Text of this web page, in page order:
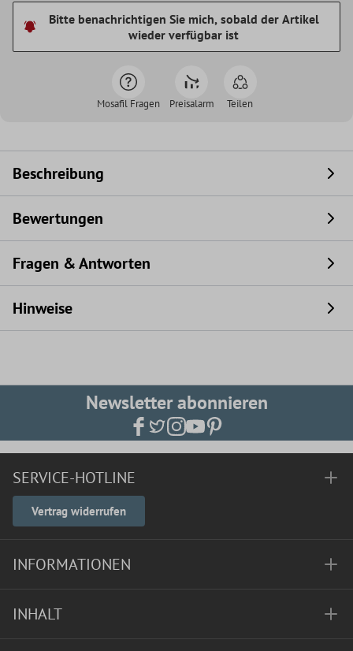
Bitte benachrichtigen Sie mich, sobald der Artikel
wieder verfügbar ist
Mosafil Fragen Preisalarm Teilen
Beschreibung
Bewertungen
Fragen & Antworten
Hinweise
Newsletter abonnieren
SERVICE-HOTLINE
Vertrag widerrufen
INFORMATIONEN
INHALT